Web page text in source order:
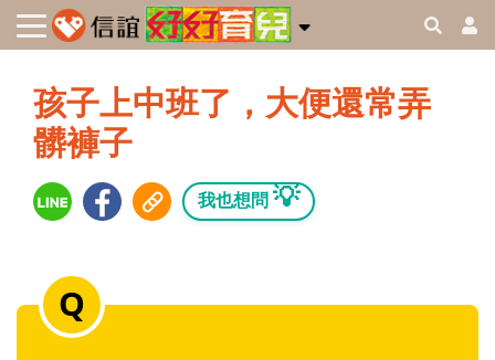
孩子上中班了，大便還常弄
髒褲子
我也想問 💡